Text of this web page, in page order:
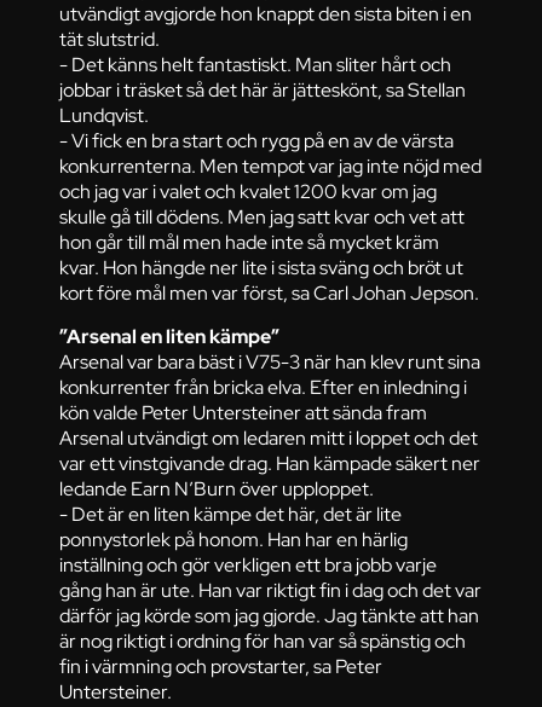
utvändigt avgjorde hon knappt den sista biten i en
tät slutstrid.
- Det känns helt fantastiskt. Man sliter hårt och
jobbar i träsket så det här är jätteskönt, sa Stellan
Lundqvist.
- Vi fick en bra start och rygg på en av de värsta
konkurrenterna. Men tempot var jag inte nöjd med
och jag var i valet och kvalet 1200 kvar om jag
skulle gå till dödens. Men jag satt kvar och vet att
hon går till mål men hade inte så mycket kräm
kvar. Hon hängde ner lite i sista sväng och bröt ut
kort före mål men var först, sa Carl Johan Jepson.
”Arsenal en liten kämpe”
Arsenal var bara bäst i V75-3 när han klev runt sina
konkurrenter från bricka elva. Efter en inledning i
kön valde Peter Untersteiner att sända fram
Arsenal utvändigt om ledaren mitt i loppet och det
var ett vinstgivande drag. Han kämpade säkert ner
ledande Earn N’Burn över upploppet.
- Det är en liten kämpe det här, det är lite
ponnystorlek på honom. Han har en härlig
inställning och gör verkligen ett bra jobb varje
gång han är ute. Han var riktigt fin i dag och det var
därför jag körde som jag gjorde. Jag tänkte att han
är nog riktigt i ordning för han var så spänstig och
fin i värmning och provstarter, sa Peter
Untersteiner.